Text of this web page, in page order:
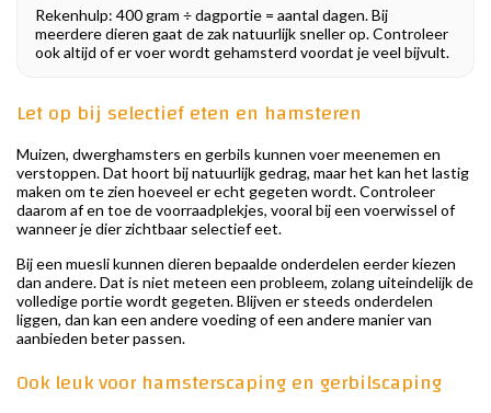
Rekenhulp: 400 gram ÷ dagportie = aantal dagen. Bij
meerdere dieren gaat de zak natuurlijk sneller op. Controleer
ook altijd of er voer wordt gehamsterd voordat je veel bijvult.
Let op bij selectief eten en hamsteren
Muizen, dwerghamsters en gerbils kunnen voer meenemen en
verstoppen. Dat hoort bij natuurlijk gedrag, maar het kan het lastig
maken om te zien hoeveel er echt gegeten wordt. Controleer
daarom af en toe de voorraadplekjes, vooral bij een voerwissel of
wanneer je dier zichtbaar selectief eet.
Bij een muesli kunnen dieren bepaalde onderdelen eerder kiezen
dan andere. Dat is niet meteen een probleem, zolang uiteindelijk de
volledige portie wordt gegeten. Blijven er steeds onderdelen
liggen, dan kan een andere voeding of een andere manier van
aanbieden beter passen.
Ook leuk voor hamsterscaping en gerbilscaping